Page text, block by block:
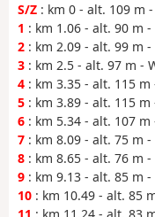
S/Z : km 0 - alt. 109 m
1 : km 1.06 - alt. 90 m
2 : km 2.09 - alt. 99 m -
3 : km 2.5 - alt. 97 m -
4 : km 3.35 - alt. 115
5 : km 3.89 - alt. 115
6 : km 5.34 - alt. 107 m
7 : km 8.09 - alt. 75 m
8 : km 8.65 - alt. 76 m -
9 : km 9.13 - alt. 85 m
10 : km 10.49 - alt. 85